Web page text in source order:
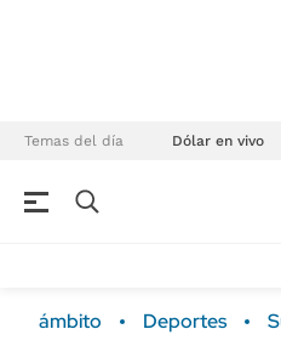
Temas del día Dólar en vivo
ámbito Deportes